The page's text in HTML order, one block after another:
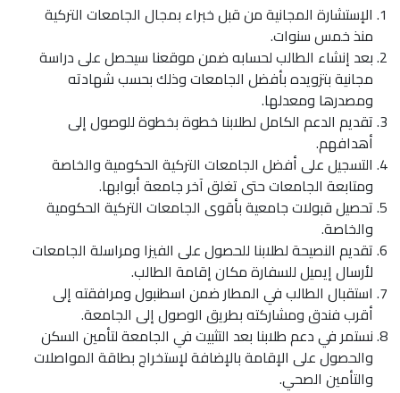
الإستشارة المجانية من قبل خبراء بمجال الجامعات التركية
منذ خمس سنوات.
بعد إنشاء الطالب لحسابه ضمن موقعنا سيحصل على دراسة
مجانية بتزويده بأفضل الجامعات وذلك بحسب شهادته
ومصدرها ومعدلها.
تقديم الدعم الكامل لطلابنا خطوة بخطوة للوصول إلى
أهدافهم.
التسجيل على أفضل الجامعات التركية الحكومية والخاصة
ومتابعة الجامعات حتى تغلق آخر جامعة أبوابها.
تحصيل قبولات جامعية بأقوى الجامعات التركية الحكومية
والخاصة.
تقديم النصيحة لطلابنا للحصول على الفيزا ومراسلة الجامعات
لأرسال إيميل للسفارة مكان إقامة الطالب.
استقبال الطالب في المطار ضمن اسطنبول ومرافقته إلى
أقرب فندق ومشاركته بطريق الوصول إلى الجامعة.
نستمر في دعم طلابنا بعد التثبيت في الجامعة لتأمين السكن
والحصول على الإقامة بالإضافة لإستخراج بطاقة المواصلات
والتأمين الصحي.